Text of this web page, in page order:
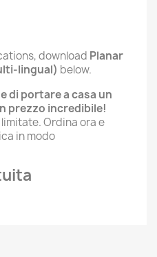
download Planar
lingual) below.
di portare a casa un
prezzo incredibile!
Ordina ora e
in modo